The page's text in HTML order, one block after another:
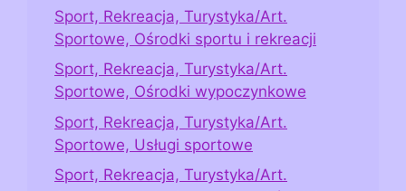
Sport, Rekreacja, Turystyka/Art.
Sportowe, Ośrodki sportu i rekreacji
Sport, Rekreacja, Turystyka/Art.
Sportowe, Ośrodki wypoczynkowe
Sport, Rekreacja, Turystyka/Art.
Sportowe, Usługi sportowe
Sport, Rekreacja, Turystyka/Art.